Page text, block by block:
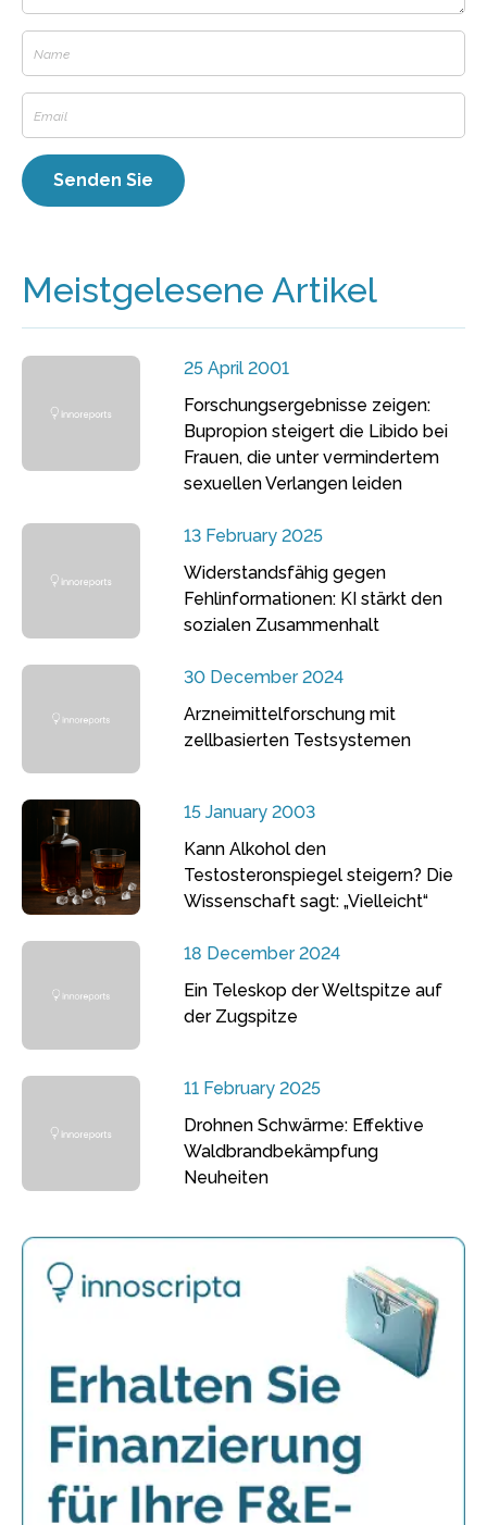
Meistgelesene Artikel
25 April 2001
Forschungsergebnisse zeigen:
Bupropion steigert die Libido bei
Frauen, die unter vermindertem
sexuellen Verlangen leiden
13 February 2025
Widerstandsfähig gegen
Fehlinformationen: KI stärkt den
sozialen Zusammenhalt
30 December 2024
Arzneimittelforschung mit
zellbasierten Testsystemen
15 January 2003
Kann Alkohol den
Testosteronspiegel steigern? Die
Wissenschaft sagt: „Vielleicht“
18 December 2024
Ein Teleskop der Weltspitze auf
der Zugspitze
11 February 2025
Drohnen Schwärme: Effektive
Waldbrandbekämpfung
Neuheiten